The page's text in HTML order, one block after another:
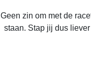
Geen zin om met de
staan. Stap jij dus